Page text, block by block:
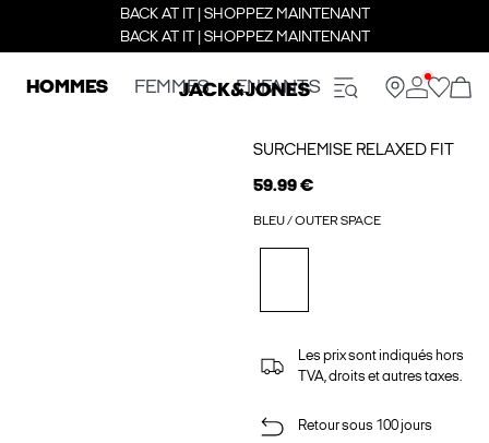
BACK AT IT | SHOPPEZ MAINTENANT
BACK AT IT | SHOPPEZ MAINTENANT
HOMMES FEMMES ENFANTS
SURCHEMISE RELAXED FIT
59.99 €
BLEU / OUTER SPACE
Les prix sont indiqués hors
TVA, droits et autres taxes.
Retour sous 100 jours